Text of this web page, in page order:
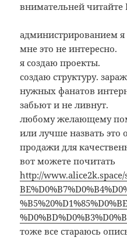
внимательней читайте
администрированием я
мне это не интересно.
я создаю проекты.
создаю структуру.
нужных фанатов
забьют и не ливнут.
любому желающему
или лучше назвать это
продажи для
вот можете почитать
http://www.alice2k.space/
тоже все стараюсь